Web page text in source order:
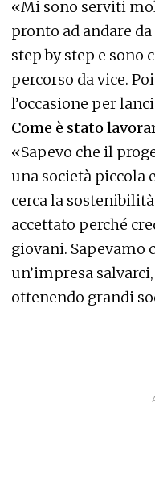
«Mi sono serviti
pronto ad andare
step by step e sono
percorso da vice.
l’occasione per
Come è stato
«Sapevo che il
una società piccola
cerca la
accettato perché
giovani. Sapevamo
un’impresa
ottenendo grandi